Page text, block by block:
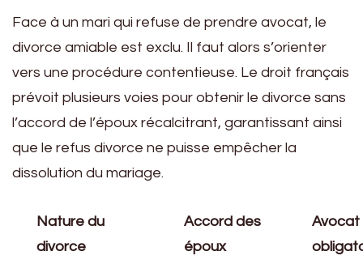
Face à un mari qui refuse de prendre avocat, le
divorce amiable est exclu. Il faut alors s’orienter
vers une procédure contentieuse. Le droit français
prévoit plusieurs voies pour obtenir le divorce sans
l’accord de l’époux récalcitrant, garantissant ainsi
que le refus divorce ne puisse empêcher la
dissolution du mariage.
Nature du
divorce
Accord des
époux
Avocat